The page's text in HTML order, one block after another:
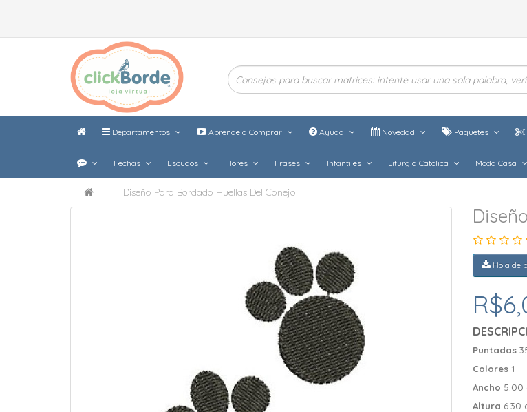
Departamentos Aprende a Comprar Ayuda Novedad Paquetes
Fechas Escudos Flores Frases Infantiles Liturgia Catolica Moda Casa
Diseño Para Bordado Huellas Del Conejo
Hoja de
Puntadas
Colores 1
Ancho 5.00
Altura 6.30